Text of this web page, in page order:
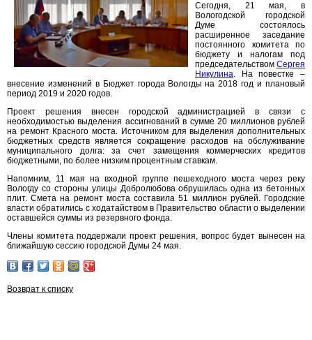
Сегодня, 21 мая, в
Вологодской городской
Думе состоялось
расширенное заседание
постоянного комитета по
бюджету и налогам под
председательством Сергея
Никулина. На повестке –
внесение изменений в Бюджет города Вологды на 2018 год и плановый
период 2019 и 2020 годов.
Проект решения внесен городской администрацией в связи с
необходимостью выделения ассигнований в сумме 20 миллионов рублей
на ремонт Красного моста. Источником для выделения дополнительных
бюджетных средств является сокращение расходов на обслуживание
муниципального долга: за счет замещения коммерческих кредитов
бюджетными, по более низким процентным ставкам.
Напомним, 11 мая на входной группе пешеходного моста через реку
Вологду со стороны улицы Добролюбова обрушилась одна из бетонных
плит. Смета на ремонт моста составила 51 миллион рублей. Городские
власти обратились с ходатайством в Правительство области о выделении
оставшейся суммы из резервного фонда.
Члены комитета поддержали проект решения, вопрос будет вынесен на
ближайшую сессию городской Думы 24 мая.
Возврат к списку